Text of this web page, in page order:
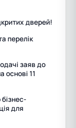
дверей!
перелік
заяв до
основі 11
для